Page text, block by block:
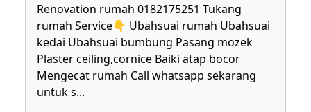
Renovation rumah 0182175251 Tukang
rumah Service👇 Ubahsuai rumah Ubahsuai
kedai Ubahsuai bumbung Pasang mozek
Plaster ceiling,cornice Baiki atap bocor
Mengecat rumah Call whatsapp sekarang
untuk s...